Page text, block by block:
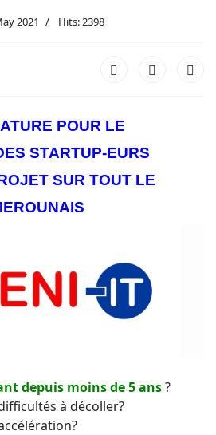
2021 Hits: 2398
POUR LE
STARTUP-EURS
SUR TOUT LE
depuis moins de 5 ans?
à décoller?